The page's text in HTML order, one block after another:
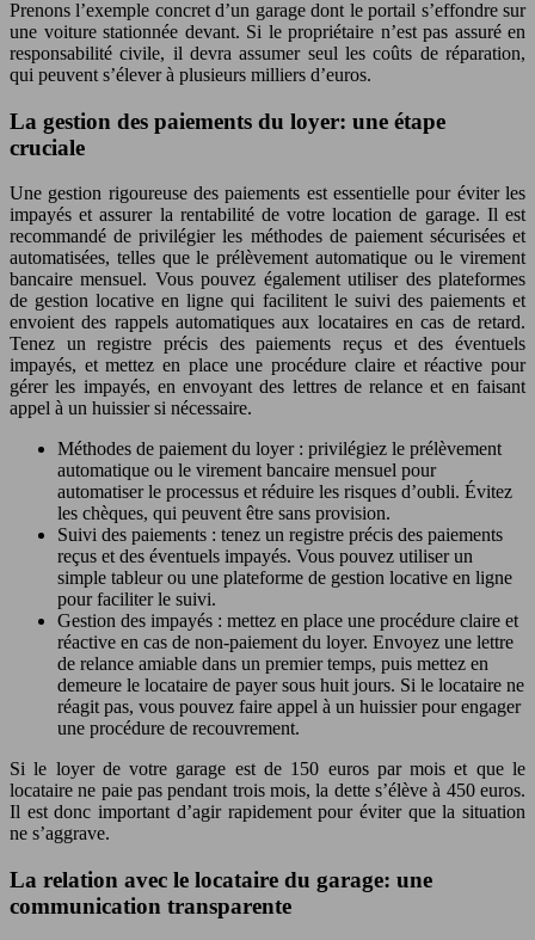
Prenons l’exemple concret d’un garage dont le portail s’effondre sur
une voiture stationnée devant. Si le propriétaire n’est pas assuré en
responsabilité civile, il devra assumer seul les coûts de réparation,
qui peuvent s’élever à plusieurs milliers d’euros.
La gestion des paiements du loyer: une étape
cruciale
Une gestion rigoureuse des paiements est essentielle pour éviter les
impayés et assurer la rentabilité de votre location de garage. Il est
recommandé de privilégier les méthodes de paiement sécurisées et
automatisées, telles que le prélèvement automatique ou le virement
bancaire mensuel. Vous pouvez également utiliser des plateformes
de gestion locative en ligne qui facilitent le suivi des paiements et
envoient des rappels automatiques aux locataires en cas de retard.
Tenez un registre précis des paiements reçus et des éventuels
impayés, et mettez en place une procédure claire et réactive pour
gérer les impayés, en envoyant des lettres de relance et en faisant
appel à un huissier si nécessaire.
Méthodes de paiement du loyer : privilégiez le prélèvement
automatique ou le virement bancaire mensuel pour
automatiser le processus et réduire les risques d’oubli. Évitez
les chèques, qui peuvent être sans provision.
Suivi des paiements : tenez un registre précis des paiements
reçus et des éventuels impayés. Vous pouvez utiliser un
simple tableur ou une plateforme de gestion locative en ligne
pour faciliter le suivi.
Gestion des impayés : mettez en place une procédure claire et
réactive en cas de non-paiement du loyer. Envoyez une lettre
de relance amiable dans un premier temps, puis mettez en
demeure le locataire de payer sous huit jours. Si le locataire ne
réagit pas, vous pouvez faire appel à un huissier pour engager
une procédure de recouvrement.
Si le loyer de votre garage est de 150 euros par mois et que le
locataire ne paie pas pendant trois mois, la dette s’élève à 450 euros.
Il est donc important d’agir rapidement pour éviter que la situation
ne s’aggrave.
La relation avec le locataire du garage: une
communication transparente